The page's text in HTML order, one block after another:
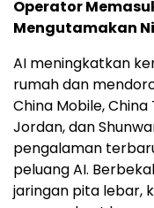
Operator
Mengutamakan
AI meningkatkan
rumah dan
China Mobile,
Jordan, dan
pengalaman
peluang AI.
jaringan pita lebar,